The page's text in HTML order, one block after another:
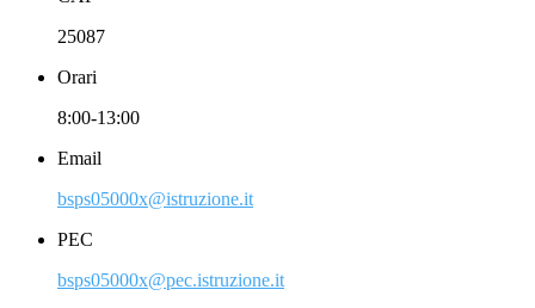
25087
Orari
8:00-13:00
Email
bsps05000x@istruzione.it
PEC
bsps05000x@pec.istruzione.it